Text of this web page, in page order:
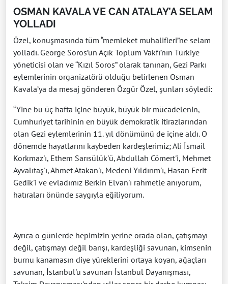
OSMAN KAVALA VE CAN ATALAY’A SELAM
YOLLADI
Özel, konuşmasında tüm “memleket muhalifleri”ne selam
yolladı. George Soros’un Açık Toplum Vakfı’nın Türkiye
yöneticisi olan ve “Kızıl Soros” olarak tanınan, Gezi Parkı
eylemlerinin organizatörü olduğu belirlenen Osman
Kavala’ya da mesaj gönderen Özgür Özel, şunları söyledi:
“Yine bu üç hafta içine büyük, büyük bir mücadelenin,
Cumhuriyet tarihinin en büyük demokratik itirazlarından
olan Gezi eylemlerinin 11. yıl dönümünü de içine aldı. O
dönemde hayatlarını kaybeden kardeşlerimiz; Ali İsmail
Korkmaz'ı, Ethem Sarısülük'ü, Abdullah Cömert'i, Mehmet
Ayvalıtaş'ı, Ahmet Atakan'ı, Medeni Yıldırım'ı, Hasan Ferit
Gedik'i ve evladımız Berkin Elvan'ı rahmetle anıyorum,
hatıraları önünde saygıyla eğiliyorum.
Ayrıca o günlerde hepimizin yerine orada olan, çatışmayı
değil, çatışmayı değil barışı, kardeşliği savunan, kimsenin
burnu kanamasın diye yüreklerini ortaya koyan, ağaçları
savunan, İstanbul'u savunan İstanbul Dayanışması,